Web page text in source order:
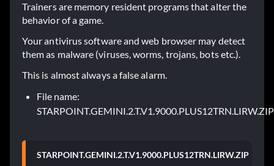
Trainers are memory resident programs that alter the
behavior of a game.
Your antivirus software and web browser may detect
them as malware (viruses, worms, trojans, bots etc.).
This is almost always a false alarm.
File name:
STARPOINT.GEMINI.2.T.V1.9000.PLUS12TRN.LIRW.ZIP
STARPOINT.GEMINI.2.T.V1.9000.PLUS12TRN.LIRW.ZIP